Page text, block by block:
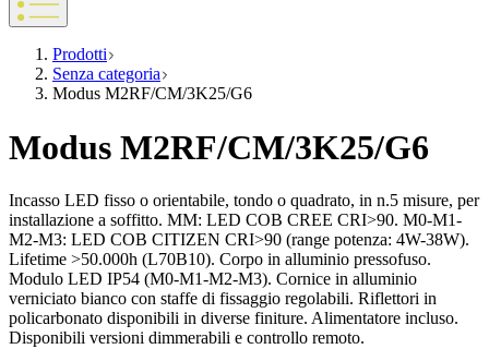
Prodotti
Senza categoria
Modus M2RF/CM/3K25/G6
Modus M2RF/CM/3K25/G6
Incasso LED fisso o orientabile, tondo o quadrato, in n.5 misure, per
installazione a soffitto. MM: LED COB CREE CRI>90. M0-M1-
M2-M3: LED COB CITIZEN CRI>90 (range potenza: 4W-38W).
Lifetime >50.000h (L70B10). Corpo in alluminio pressofuso.
Modulo LED IP54 (M0-M1-M2-M3). Cornice in alluminio
verniciato bianco con staffe di fissaggio regolabili. Riflettori in
policarbonato disponibili in diverse finiture. Alimentatore incluso.
Disponibili versioni dimmerabili e controllo remoto.